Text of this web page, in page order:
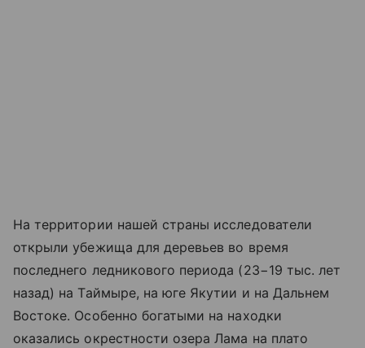
На территории нашей страны исследователи
открыли убежища для деревьев во время
последнего ледникового периода (23−19 тыс. лет
назад) на Таймыре, на юге Якутии и на Дальнем
Востоке. Особенно богатыми на находки
оказались окрестности озера Лама на плато